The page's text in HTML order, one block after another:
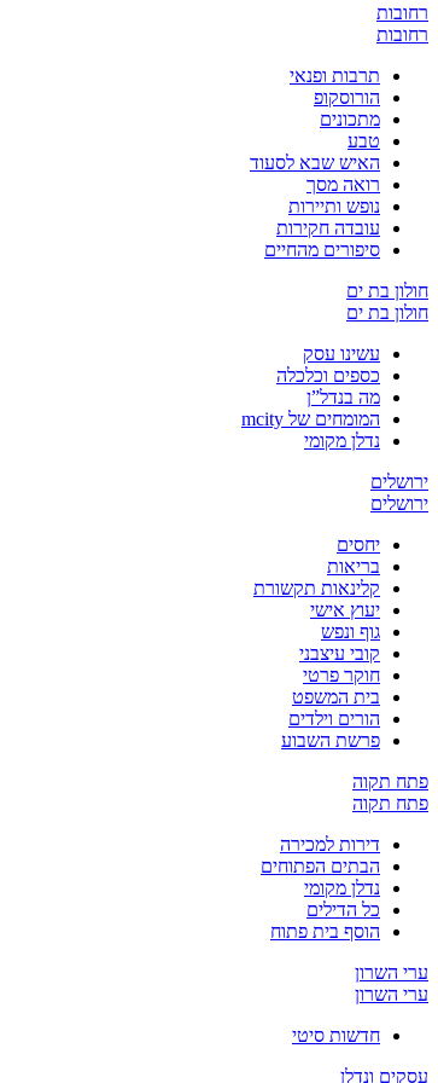
רחובות
רחובות
תרבות ופנאי
הורוסקופ
מתכונים
טבע
האיש שבא לסעוד
רואה מסך
נופש ותיירות
עובדה חקירות
סיפורים מהחיים
חולון בת ים
חולון בת ים
עשינו עסק
כספים וכלכלה
מה בנדל”ן
המומחים של mcity
נדלן מקומי
ירושלים
ירושלים
יחסים
בריאות
קלינאות תקשורת
יעוץ אישי
גוף ונפש
קובי עיצבני
חוקר פרטי
בית המשפט
הורים וילדים
פרשת השבוע
פתח תקוה
פתח תקוה
דירות למכירה
הבתים הפתוחים
נדלן מקומי
כל הדילים
הוסף בית פתוח
ערי השרון
ערי השרון
חדשות סיטי
עסקים ונדלן